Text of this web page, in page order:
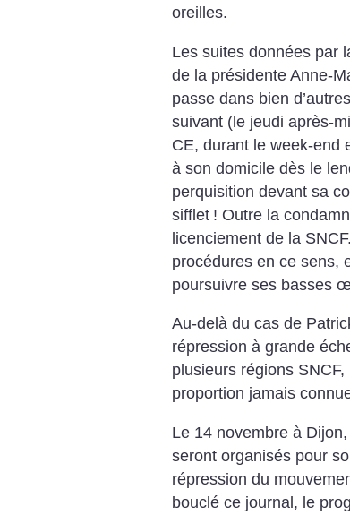
oreilles.
Les suites données par
de la présidente Anne-
passe dans bien
suivant (le jeudi après-
CE, durant le week-end
à son domicile dès le
perquisition devant sa
sifflet ! Outre la
licenciement de la
procédures en ce sens,
poursuivre ses basses
Au-delà du cas de
répression à grande
plusieurs régions
proportion jamais
Le 14 novembre à
seront organisés pour
répression du
bouclé ce journal, le